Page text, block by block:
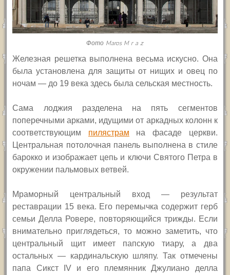
Фото Maros M r a z
Железная решетка выполнена весьма искусно. Она
была установлена для защиты от нищих и овец по
ночам — до 19 века здесь была сельская местность.
Сама лоджия разделена на пять сегментов
поперечными арками, идущими от аркадных колонн к
соответствующим пилястрам на фасаде церкви.
Центральная потолочная панель выполнена в стиле
барокко и изображает цепь и ключи Святого Петра в
окружении пальмовых ветвей.
Мраморный центральный вход — результат
реставрации 15 века. Его перемычка содержит герб
семьи Делла Ровере, повторяющийся трижды. Если
внимательно приглядеться, то можно заметить, что
центральный щит имеет папскую тиару, а два
остальных — кардинальскую шляпу. Так отмечены
папа Сикст
IV и его племянник Джулиано делла